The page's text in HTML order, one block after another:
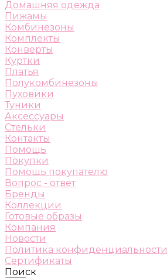
Домашняя одежда
Пижамы
Комбинезоны
Комплекты
Конверты
Куртки
Платья
Полукомбинезоны
Пуховики
Туники
Аксессуары
Стельки
Контакты
Помощь
Покупки
Помощь покупателю
Вопрос - ответ
Бренды
Коллекции
Готовые образы
Компания
Новости
Политика конфиденциальности
Сертификаты
Поиск